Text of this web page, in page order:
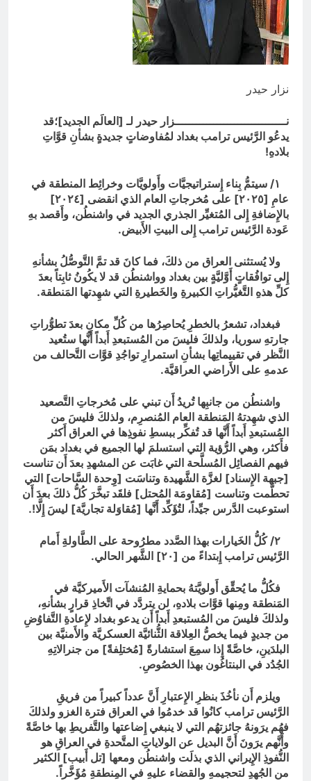
المخطط البياني للموت / راي الفلسفة
التجريدية للانسان
نزار حيدر
نــــــــــــــــــــــــــــــــزار حيدر لـ [العالَم الجديد]؛قد
يدعُو الرَّئيس ترامب بغداد لمُفاوضاتٍ جديدةٍ بشأنِ قوَّاتِ
بلادهِ!
١/ سيتمُّ بِناء إِستراتيجيَّات وأَولويَّات وخرائِط المنطقة في
عامِ [٢٠٢٥] على مُخرجاتِ العام الذي انقضى [٢٠٢٤]
بالإِضافةِ إِلى المُتغيِّر الجذري الجديد في واشنطُن، وأَقصد بهِ
عَودة الرَّئيس ترامب إِلى البيتِ الأَبيض.
ولا يُستثنى العراق من ذلكَ، فما كانَ قد تمَّ التَّوصُّلُ بشأنهِ
إِلى توافُقاتٍ أَوَّليَّةٍ بين بغداد وواشنطُن قد لا يكُونُ ثابِتاً بعدَ
كلِّ هذهِ التَّغيُّراتِ الكبيرةِ والخَطيرةِ التي شهِدتها المَنطقة.
فبغداد، تشعرُ بالخطرِ يُحاصِرُها من كُلِّ مكانٍ بعدَ تطوُّراتِ
جارتهِ سوريا، ولذلكَ فليسَ من المُستبعدِ أَبداً أَنَّها ستُعيد
النَّظر في تقييماتِها بشأنِ استمرارِ تواجُدِ قوَّات التَّحالف من
عدمهِ على الأَراضي العراقيَّة.
واشنطُن من جانبِها تُريدُ أَن تبني على مُخرجاتِ التَّصعيد
الذي شهِدتهُ المَنطقة العام المُنصرِم، ولذلكَ فليسَ من
المُستبعدِ أَبداً أَنَّها قد تُفكِّر ببسطِ نفوذِها في العراق أَكثر
فأَكثر، وهي الرُّؤية التي استسلمَ لها الجميع في بغداد بمَن
فيهم الفصائِل المُسلَّحة التي غابَت عن المشهدِ بعدَ أَن تناست
[جبهة الإِسناد] لغزَّة الشَّهيدة وتناسَت [وِحدة السَّاحات] التي
تحطَّمت وتناست [مُقاومَة المُحتل] فلقَد تبخَّرَ كُلُّ ذلكَ بعدَ أَن
استوعبت الدَّرس جيِّداً، لتُؤَكِّد أَنَّها [مُقاوَلة تجاريَّة] ليسَ إِلَّا!.
٢/ كُلُّ الخَيارات بهذا الصَّدد مطرُوحة على الطَّاولةِ أَمام
الرَّئيس ترامب إِبتداءً من [٢٠] الشَّهر الحالي.
فكُلُّ ما يُحقِّق أَولويَّتهُ بحمايةِ المُنشآت الأَميركيَّة في
المَنطقة ومِنها قوَّات بلادهِ، لن يتردَّد في اتِّخاذِ قرارٍ بشأنهِ،
ولذلكَ فليسَ من المُستبعدِ أَبداً أَن يدعو بغداد لإِعادةِ التَّفاوُضِ
من جديدٍ فيما يخصُّ العِلاقة الثُّنائيَّة العسكريَّة والأَمنيَّة بين
البلدَينِ، خاصَّةً إِذا سمِعَ استشارةً [مُختلِفةً] من جنرالاتِهِ
الجُدُد في البنتاغُون بهذا الخصُوصِ.
ويلزم أَن نأخُذَ بنظرِ الإِعتبارِ أَنَّ عدداً كبيراً من فريقِ
الرَّئيس ترامب كانُوا قد خدمُوا في العراق فترة الغزو ولذلكَ
فهُم يرَونهُ جائزتهُم التي لا ينبغي إِضاعتها والتَّفريطِ بها خاصَّةً
وأَنَّهم يرَونَ أَنَّ البديل عن الولاياتِ المتَّحدةِ في العراقِ هو
النُّفوذِ الإِيراني الذي بذلَت واشنطُن ومعها [تل أَبيب] الكثير
من الجُهدِ لتحجيمهِ والقضاء عليهِ في المِنطقةِ مُؤَخَّراً.